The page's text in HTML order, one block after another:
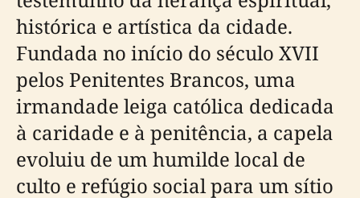
histórica e artística da cidade.
Fundada no início do século XVII
pelos Penitentes Brancos, uma
irmandade leiga católica dedicada
à caridade e à penitência, a capela
evoluiu de um humilde local de
culto e refúgio social para um sítio